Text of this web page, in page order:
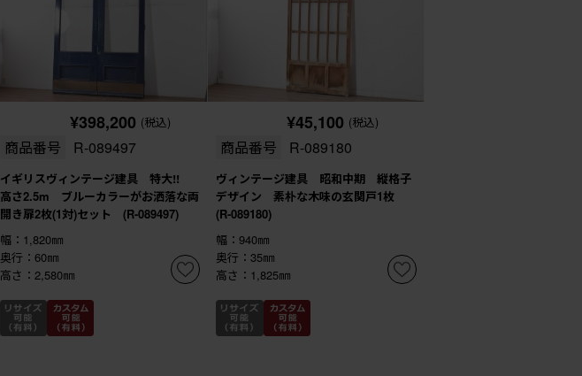
¥398,200 (税込)
商品番号 R-089497
イギリスヴィンテージ建具 特大!!
高さ2.5m ブルーカラーがお洒落な両
開き扉2枚(1対)セット (R-089497)
幅：1,820㎜
奥行：60㎜
高さ：2,580㎜
¥45,100 (税込)
商品番号 R-089180
ヴィンテージ建具 昭和中期 縦格子
デザイン 素朴な木味の玄関戸1枚
(R-089180)
幅：940㎜
奥行：35㎜
高さ：1,825㎜